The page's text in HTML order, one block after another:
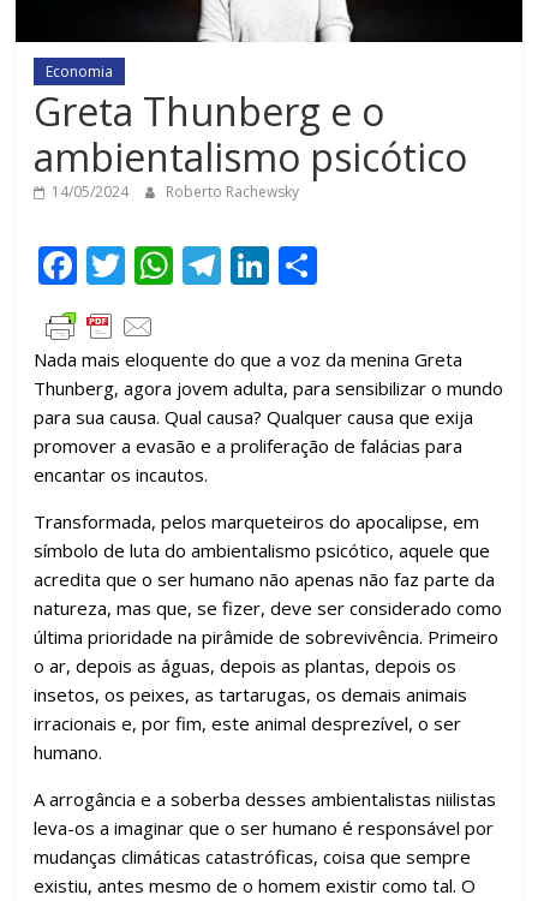
Economia
Greta Thunberg e o
ambientalismo psicótico
14/05/2024 Roberto Rachewsky
F
ac
e
b
o
o
k
T
w
itt
er
W
at
s
A
p
p
T
e
gr
a
m
Li
e
dI
n
m
p
ar
til
ar
Nada mais eloquente do que a voz da menina Greta
Thunberg, agora jovem adulta, para sensibilizar o mundo
para sua causa. Qual causa? Qualquer causa que exija
promover a evasão e a proliferação de falácias para
encantar os incautos.
Transformada, pelos marqueteiros do apocalipse, em
símbolo de luta do ambientalismo psicótico, aquele que
acredita que o ser humano não apenas não faz parte da
natureza, mas que, se fizer, deve ser considerado como
última prioridade na pirâmide de sobrevivência. Primeiro
o ar, depois as águas, depois as plantas, depois os
insetos, os peixes, as tartarugas, os demais animais
irracionais e, por fim, este animal desprezível, o ser
humano.
A arrogância e a soberba desses ambientalistas niilistas
leva-os a imaginar que o ser humano é responsável por
mudanças climáticas catastróficas, coisa que sempre
existiu, antes mesmo de o homem existir como tal. O